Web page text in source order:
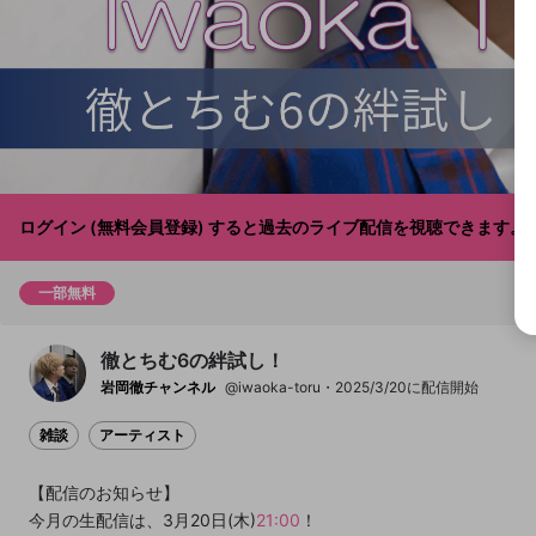
ログイン (無料会員登録) すると過去のライブ配信を視聴できます
一部無料
徹とちむ6の絆試し！
岩岡徹チャンネル @iwaoka-toru 2025/3/20に配信開始
雑談 アーティスト
【配信のお知らせ】
今月の生配信は、3月20日(木)21:00 ！
チャプター
チャプタ
開始地点